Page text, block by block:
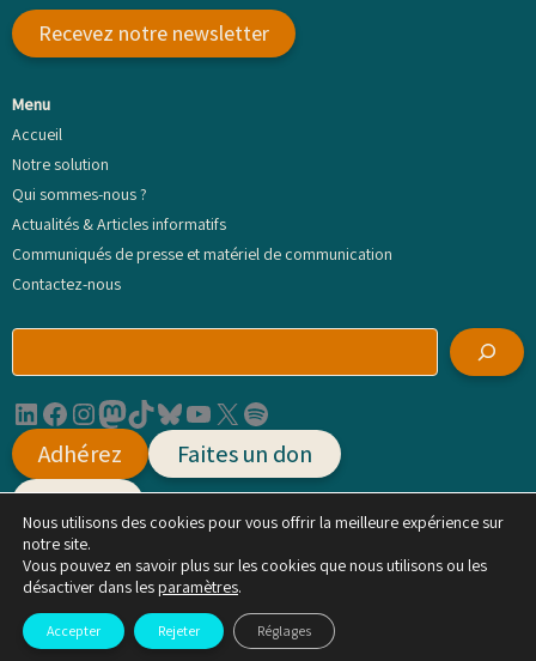
Recevez notre newsletter
Menu
Accueil
Notre solution
Qui sommes-nous ?
Actualités & Articles informatifs
Communiqués de presse et matériel de communication
Contactez-nous
R
h
e
r
c
LinkedIn Facebook InstagramMastodon TikTok Bluesky YouTube X Spotify
Adhérez
Faites un don
Agissez
Mentions légales, conditions générales d'utilisation et politique de protection des
données
Nous utilisons des cookies pour vous offrir la meilleure expérience sur
notre site.
Vous pouvez en savoir plus sur les cookies que nous utilisons ou les
désactiver dans lesparamètres.
Accepter Rejeter Réglages